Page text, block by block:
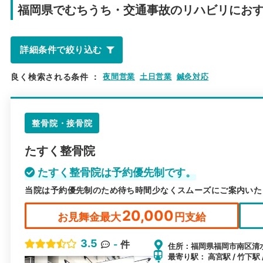
福岡県でむちうち・交通事故のリハビリにお
詳細条件で絞り込む
良く検索される条件 ： 夜間営業 土日営業 鍼灸対応
整骨院・接骨院
たすく整骨院
たすく整骨院は予約優先制です。
当院は予約優先制のため待ち時間少なくスムーズにご案内い
お見舞金最大20,000円支給
3.5 - 件
住所：福岡県福岡市南区清
最寄り駅： 高宮駅 / 竹下駅